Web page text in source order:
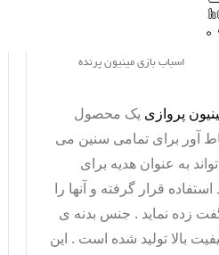
اسباب بازی مینیون پرنده
پروازی یک محصول
آور برای تمامی سنین می
به عنوان هدیه برای
قرار گرفته و آنها را
زده نماید . جنس بدنه ی
بالا تولید شده است . این